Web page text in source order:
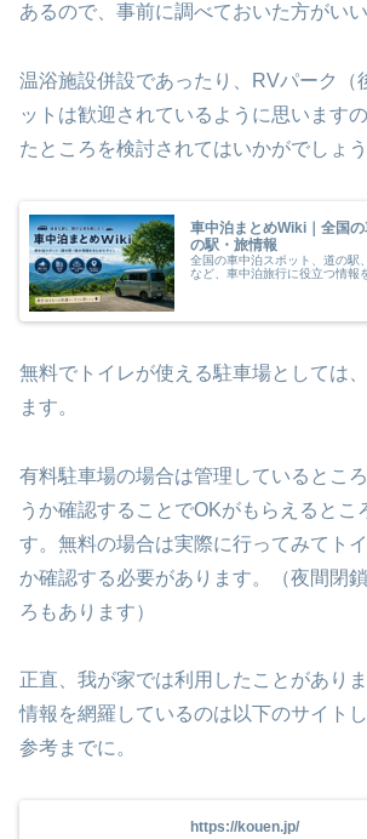
あるので、事前に調べておいた方がい
温浴施設併設であったり、RVパーク（
ットは歓迎されているように思います
たところを検討されてはいかがでしょう
車中泊まとめWiki｜全国
の駅・旅情報
全国の車中泊スポット、道の駅
など、車中泊旅行に役立つ情報
無料でトイレが使える駐車場としては
ます。
有料駐車場の場合は管理しているとこ
うか確認することでOKがもらえるとこ
す。無料の場合は実際に行ってみてト
か確認する必要があります。（夜間閉
ろもあります）
正直、我が家では利用したことがあり
情報を網羅しているのは以下のサイト
参考までに。
https://kouen.jp/